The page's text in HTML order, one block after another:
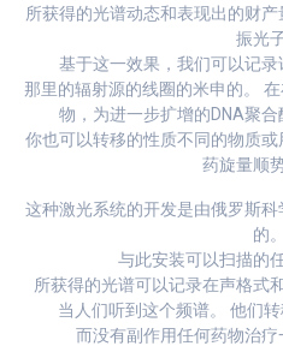
所获得的光谱动态和表现出的财
振光子
基于这一效果，我们可以记录
那里的辐射源的线圈的米申的。
物，为进一步扩增的DNA聚合
你也可以转移的性质不同的物质
药旋量顺
这种激光系统的开发是由俄罗斯
的。
与此安装可以扫描的
所获得的光谱可以记录在声格式
当人们听到这个频谱。 他们
而没有副作用任何药物治疗